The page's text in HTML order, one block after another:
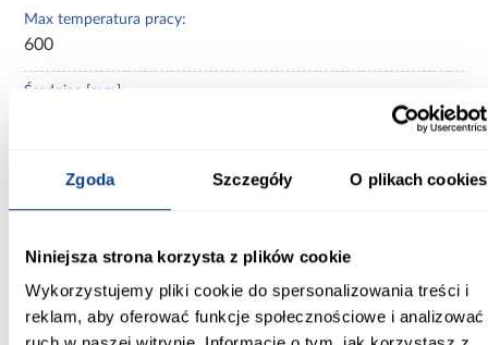
Zgoda Szczegóły O plikach cookies
Niniejsza strona korzysta z plików cookie
Wykorzystujemy pliki cookie do spersonalizowania treści i
reklam, aby oferować funkcje społecznościowe i analizować
Max temperatura pracy:
600
Średnica [mm]:
przewody dymowe
blacha czarna gatunek DC01